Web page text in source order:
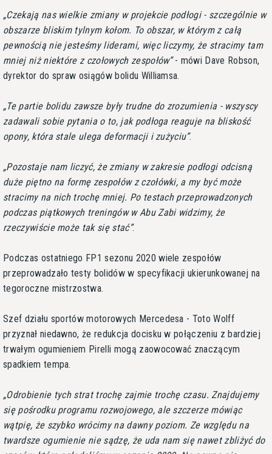
Czekają nas wielkie zmiany w projekcie podłogi - szczególnie w
obszarze bliskim tylnym kołom. To obszar, w którym z całą
pewnością nie jesteśmy liderami, więc liczymy, że stracimy tam
mniej niż niektóre z czołowych zespołów - mówi Dave Robson,
dyrektor do spraw osiągów bolidu Williamsa.
Te partie bolidu zawsze były trudne do zrozumienia - wszyscy
zadawali sobie pytania o to, jak podłoga reaguje na bliskość
opony, która stale ulega deformacji i zużyciu .
Pozostaje nam liczyć, że zmiany w zakresie podłogi odcisną
duże piętno na formę zespołów z czołówki, a my być może
stracimy na nich trochę mniej. Po testach przeprowadzonych
podczas piątkowych treningów w Abu Zabi widzimy, że
rzeczywiście może tak się stać .
Podczas ostatniego FP1 sezonu 2020 wiele zespołów
przeprowadzało testy bolidów w specyfikacji ukierunkowanej na
tegoroczne mistrzostwa.
Szef działu sportów motorowych Mercedesa - Toto Wolff
przyznał niedawno, że redukcja docisku w połączeniu z bardziej
trwałym ogumieniem Pirelli mogą zaowocować znaczącym
spadkiem tempa.
Odrobienie tych strat trochę zajmie trochę czasu. Znajdujemy
się pośrodku programu rozwojowego, ale szczerze mówiąc
wątpię, że szybko wrócimy na dawny poziom. Ze względu na
twardsze ogumienie nie sądzę, że uda nam się nawet zbliżyć do